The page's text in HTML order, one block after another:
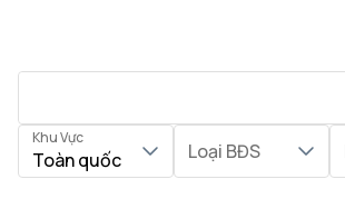
Khu Vực
Toàn quốc Loại BĐS